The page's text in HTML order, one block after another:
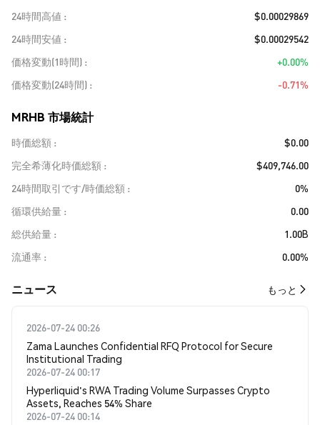
24時間高値
$0.00029869
24時間安値
$0.00029542
価格変動(1時間)
+0.00%
価格変動(24時間)
-0.71%
MRHB 市場統計
時価総額
$0.00
完全希薄化時価総額
$409,746.00
24時間取引です/時価総額
0%
循環供給量
0.00
総供給量
1.00B
流通率
0.00%
​​ニュース​​ もっと
2026-07-24 00:26
Zama Launches Confidential RFQ Protocol for Secure
Institutional Trading
2026-07-24 00:17
Hyperliquid's RWA Trading Volume Surpasses Crypto
Assets, Reaches 54% Share
2026-07-24 00:14